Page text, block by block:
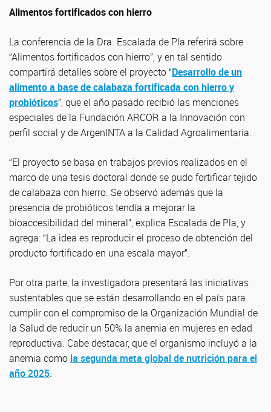
Alimentos fortificados con hierro
La conferencia de la Dra. Escalada de Pla referirá sobre
“Alimentos fortificados con hierro”, y en tal sentido
compartirá detalles sobre el proyecto “Desarrollo de un
alimento a base de calabaza fortificada con hierro y
probióticos”, que el año pasado recibió las menciones
especiales de la Fundación ARCOR a la Innovación con
perfil social y de ArgenINTA a la Calidad Agroalimentaria.
“El proyecto se basa en trabajos previos realizados en el
marco de una tesis doctoral donde se pudo fortificar tejido
de calabaza con hierro. Se observó además que la
presencia de probióticos tendía a mejorar la
bioaccesibilidad del mineral”, explica Escalada de Pla, y
agrega: “La idea es reproducir el proceso de obtención del
producto fortificado en una escala mayor”.
Por otra parte, la investigadora presentará las iniciativas
sustentables que se están desarrollando en el país para
cumplir con el compromiso de la Organización Mundial de
la Salud de reducir un 50% la anemia en mujeres en edad
reproductiva. Cabe destacar, que el organismo incluyó a la
anemia como la segunda meta global de nutrición para el
año 2025.